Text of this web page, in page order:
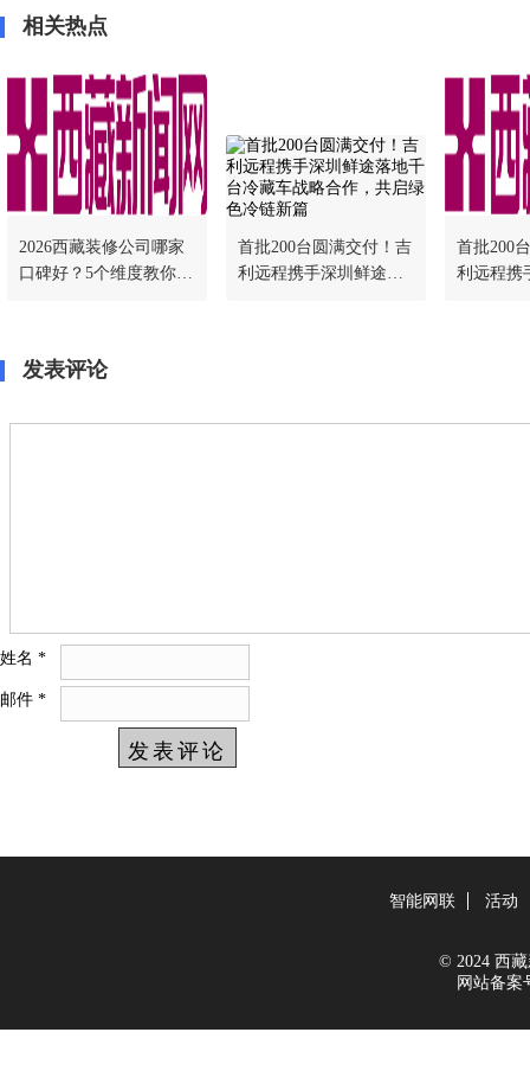
相关热点
2026西藏装修公司哪家
口碑好？5个维度教你挑
首批200台圆满交付！吉
利远程携手深圳鲜途落
首批200
利远程携
发表评论
姓名 *
邮件 *
智能网联 活动
© 2024 西藏
网站备案